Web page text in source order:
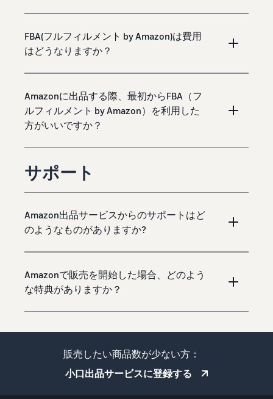
FBA(フルフィルメント by Amazon)は費用
はどうなりますか？
Amazonに出品する際、最初からFBA（フ
ルフィルメント by Amazon）を利用した
方がいいですか？
サポート
Amazon出品サービスからのサポートはど
のようなものがありますか?
Amazonで販売を開始した場合、どのよう
な特典がありますか？
販売したい商品数が少ない方：
小口出品サービスに登録する